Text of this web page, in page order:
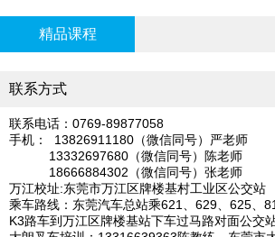
炉证年审
精品课程
联系方式
联系电话：0769-89877058
手机： 13826911180（微信同号）严老师
13332697680（微信同号）陈老师
18666884302（微信同号）张老师
万江校址:东莞市万江区牌楼基村工业区公交站
乘车路线：东莞汽车总站乘621、629、625、
K3路车到万江区牌楼基站下车过马路对面公交站